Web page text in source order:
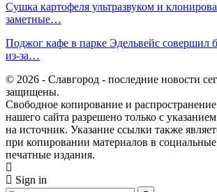
Сушка картофеля ультразвуком и
заметные…
Поджог кафе в парке Эдельвейс совершил
из-за…
© 2026 - Славгород - последние новости
защищены.
Свободное копирование и
нашего сайта разрешено только с
на источник. Указание ссылки также
при копировании материалов в
печатные издания.
Sign in